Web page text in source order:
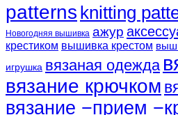
patterns knitting
Новогодняя вышивка ажур
крестиком вышивка крестом
игрушка вязаная одежда
вязание крючком
вязание −прием